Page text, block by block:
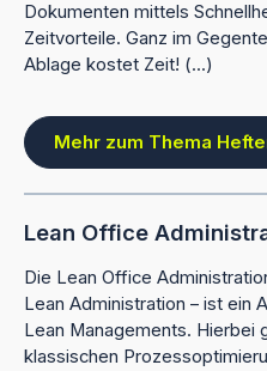
Dokumenten mittels
Zeitvorteile. Ganz im
Ablage kostet Zeit! (...)
Mehr zum Thema
Lean Office
Die Lean Office
Lean Administration – ist ein
Lean Managements. Hierbei
klassischen